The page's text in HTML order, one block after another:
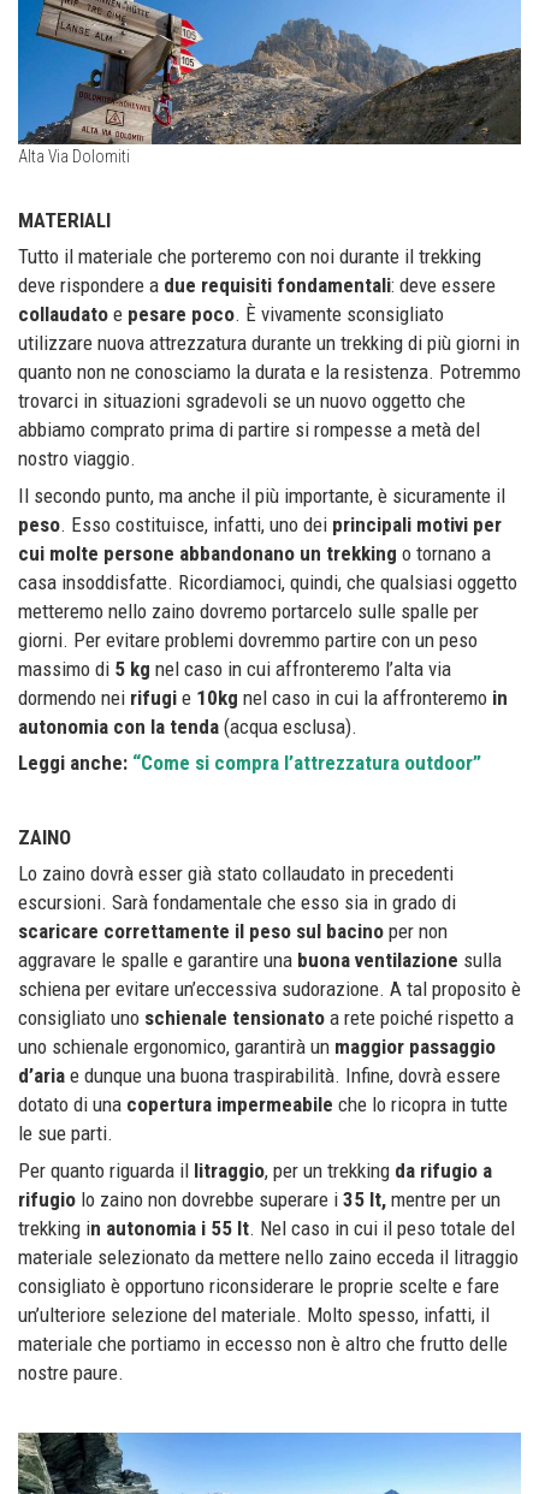
Alta Via Dolomiti
MATERIALI
Tutto il materiale che porteremo con noi durante il trekking
deve rispondere a due requisiti fondamentali: deve essere
collaudato e pesare poco. È vivamente sconsigliato
utilizzare nuova attrezzatura durante un trekking di più giorni in
quanto non ne conosciamo la durata e la resistenza. Potremmo
trovarci in situazioni sgradevoli se un nuovo oggetto che
abbiamo comprato prima di partire si rompesse a metà del
nostro viaggio.
Il secondo punto, ma anche il più importante, è sicuramente il
peso. Esso costituisce, infatti, uno dei principali motivi per
cui molte persone abbandonano un trekking o tornano a
casa insoddisfatte. Ricordiamoci, quindi, che qualsiasi oggetto
metteremo nello zaino dovremo portarcelo sulle spalle per
giorni. Per evitare problemi dovremmo partire con un peso
massimo di 5 kg nel caso in cui affronteremo l’alta via
dormendo nei rifugi e 10kg nel caso in cui la affronteremo in
autonomia con la tenda (acqua esclusa).
Leggi anche: “Come si compra l’attrezzatura outdoor”
ZAINO
Lo zaino dovrà esser già stato collaudato in precedenti
escursioni. Sarà fondamentale che esso sia in grado di
scaricare correttamente il peso sul bacino per non
aggravare le spalle e garantire una buona ventilazione sulla
schiena per evitare un’eccessiva sudorazione. A tal proposito è
consigliato uno schienale tensionato a rete poiché rispetto a
uno schienale ergonomico, garantirà un maggior passaggio
d’aria e dunque una buona traspirabilità. Infine, dovrà essere
dotato di una copertura impermeabile che lo ricopra in tutte
le sue parti.
Per quanto riguarda il litraggio, per un trekking da rifugio a
rifugio lo zaino non dovrebbe superare i 35 lt, mentre per un
trekking in autonomia i 55 lt. Nel caso in cui il peso totale del
materiale selezionato da mettere nello zaino ecceda il litraggio
consigliato è opportuno riconsiderare le proprie scelte e fare
un’ulteriore selezione del materiale. Molto spesso, infatti, il
materiale che portiamo in eccesso non è altro che frutto delle
nostre paure.